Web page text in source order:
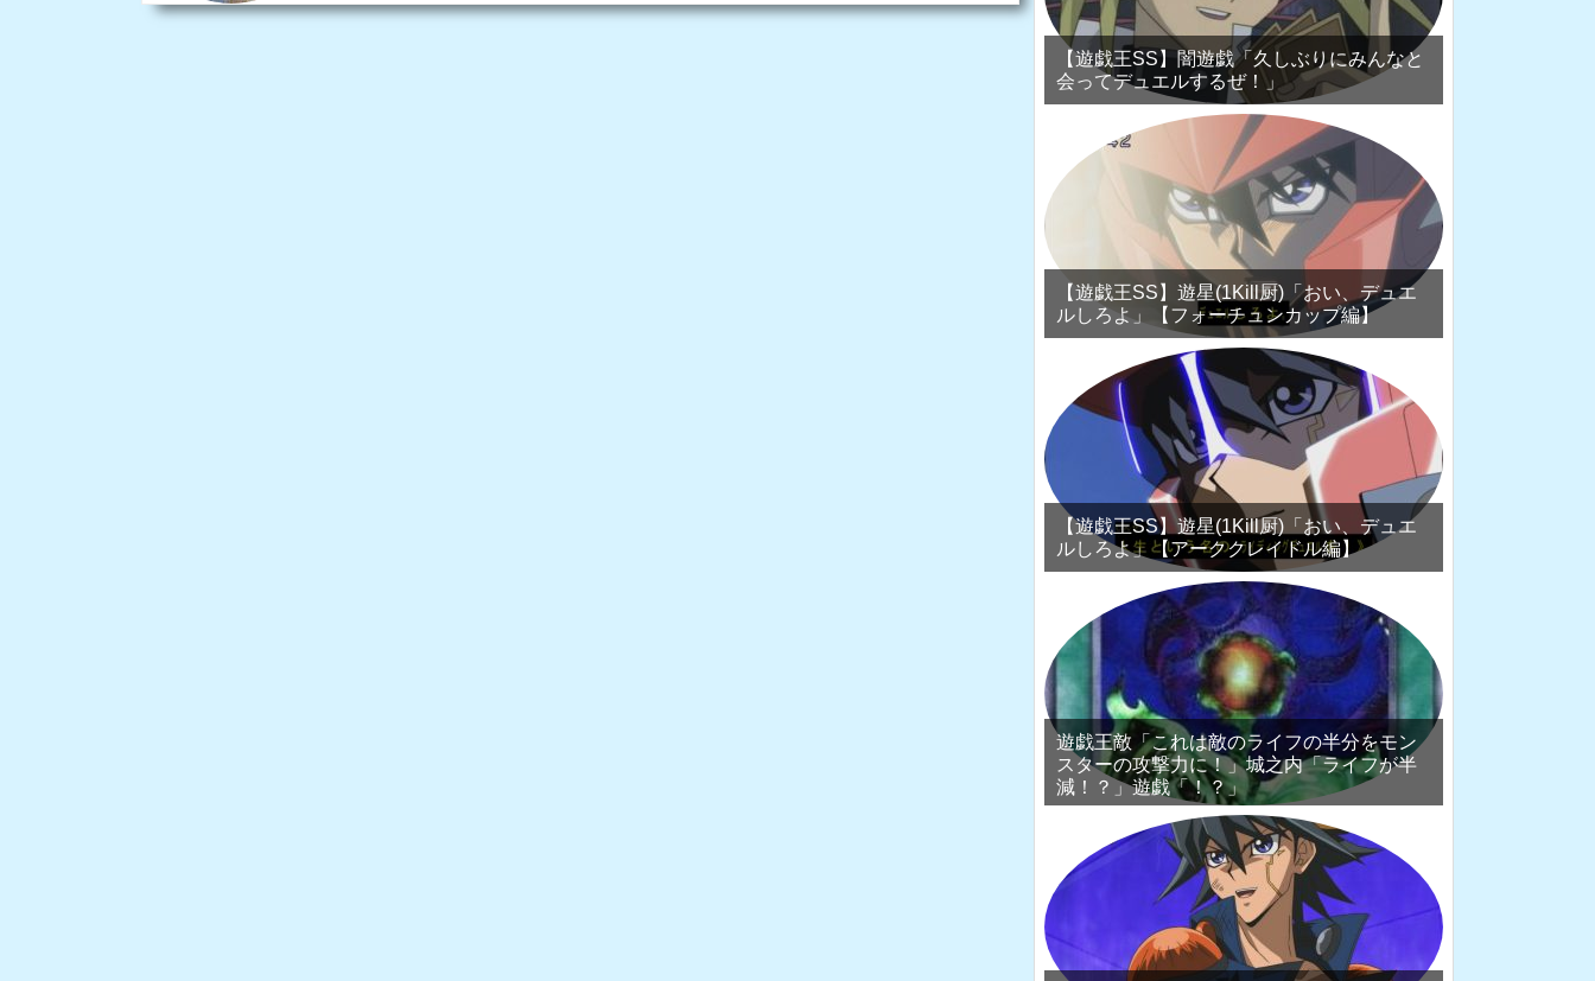
【遊戯王SS】闇遊戯「久しぶりにみんなと
会ってデュエルするぜ！」
【遊戯王SS】遊星(1Kill厨)「おい、デュエ
ルしろよ」【フォーチュンカップ編】
【遊戯王SS】遊星(1Kill厨)「おい、デュエ
ルしろよ」【アーククレイドル編】
遊戯王敵「これは敵のライフの半分をモン
スターの攻撃力に！」城之内「ライフが半
減！？」遊戯「！？」